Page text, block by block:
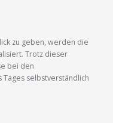
zu geben, werden die
Trotz dieser
bei den
selbstverständlich